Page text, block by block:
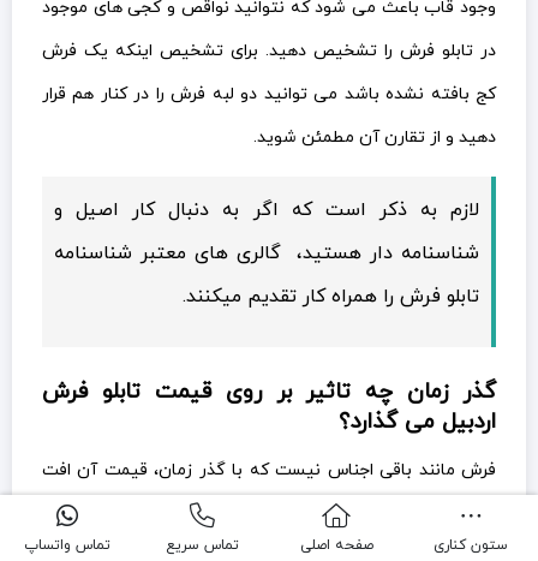
وجود قاب باعث می شود که نتوانید نواقص و کجی های موجود
در تابلو فرش را تشخیص دهید. برای تشخیص اینکه یک فرش
کج بافته نشده باشد می توانید دو لبه فرش را در کنار هم قرار
دهید و از تقارن آن مطمئن شوید.
لازم به ذکر است که اگر به دنبال کار اصیل و
شناسنامه دار هستید، گالری های معتبر شناسنامه
تابلو فرش را همراه کار تقدیم میکنند.
گذر زمان چه تاثیر بر روی قیمت تابلو فرش
اردبیل می گذارد؟
فرش مانند باقی اجناس نیست که با گذر زمان، قیمت آن افت
پیدا کند. برعکس هر چه از قدمت یک فرش بگذرد ارزش آن
ستون کناری صفحه اصلی تماس سریع تماس واتساپ